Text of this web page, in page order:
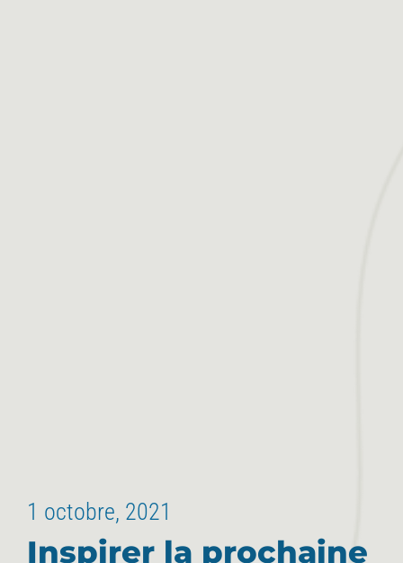
1 octobre, 2021
Inspirer la prochaine